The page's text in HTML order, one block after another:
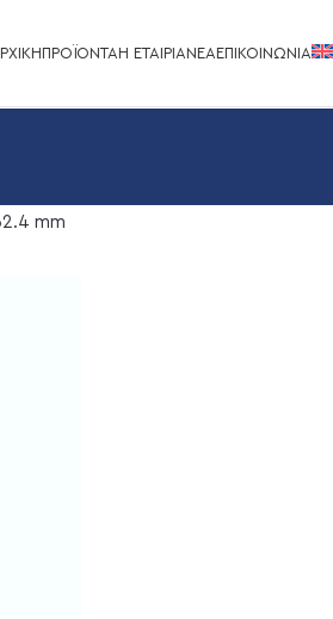
ΠΡΟΪΌΝΤΑΗ ΕΤΑΙΡΊΑΝΈΑΕΠΙΚΟΙΝΩΝΊΑ
mm